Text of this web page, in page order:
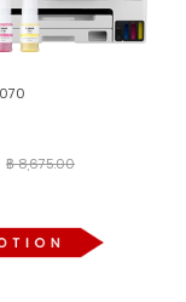
฿ 8,675.00